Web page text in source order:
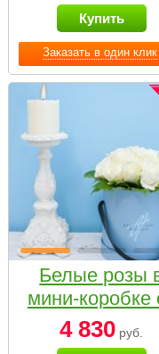
Заказать в один клик
Купить
Белые розы
мини-коробке
Bella Fiori
4 830 руб.